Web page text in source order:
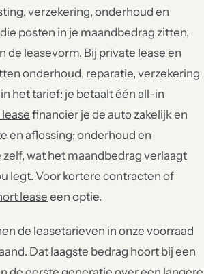
verzekering, onderhoud en
posten in je maandbedrag zitten,
de leasevorm. Bij private lease en
onderhoud, reparatie, verzekering
het tarief: je betaalt één all-in
financier je de auto zakelijk en
en aflossing; onderhoud en
wat het maandbedrag verlaagt
legt. Voor kortere contracten of
leaseeen optie.
de leasetarieven in onze voorraad
Dat laagste bedrag hoort bij een